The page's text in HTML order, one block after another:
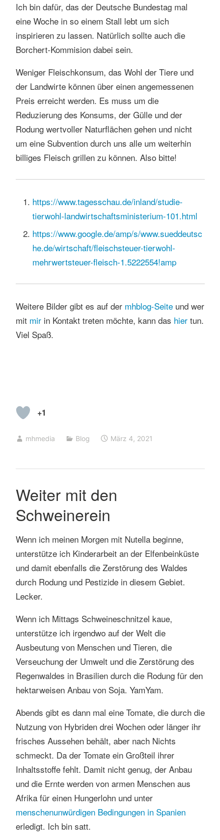
Ich bin dafür, das der Deutsche Bundestag mal
eine Woche in so einem Stall lebt um sich
inspirieren zu lassen. Natürlich sollte auch die
Borchert-Kommision dabei sein.
Weniger Fleischkonsum, das Wohl der Tiere und
der Landwirte können über einen angemessenen
Preis erreicht werden. Es muss um die
Reduzierung des Konsums, der Gülle und der
Rodung wertvoller Naturflächen gehen und nicht
um eine Subvention durch uns alle um weiterhin
billiges Fleisch grillen zu können. Also bitte!
https://www.tagesschau.de/inland/studie-
tierwohl-landwirtschaftsministerium-101.html
https://www.google.de/amp/s/www.sueddeutsc
he.de/wirtschaft/fleischsteuer-tierwohl-
mehrwertsteuer-fleisch-1.5222554!amp
Weitere Bilder gibt es auf der mhblog-Seite und wer
mit mirin Kontakt treten möchte, kann das hiertun.
Viel Spaß.
+1
mhmedia Blog März 4, 2021
Weiter mit den
Schweinerein
Wenn ich meinen Morgen mit Nutella beginne,
unterstütze ich Kinderarbeit an der Elfenbeinküste
und damit ebenfalls die Zerstörung des Waldes
durch Rodung und Pestizide in diesem Gebiet.
Lecker.
Wenn ich Mittags Schweineschnitzel kaue,
unterstütze ich irgendwo auf der Welt die
Ausbeutung von Menschen und Tieren, die
Verseuchung der Umwelt und die Zerstörung des
Regenwaldes in Brasilien durch die Rodung für den
hektarweisen Anbau von Soja. YamYam.
Abends gibt es dann mal eine Tomate, die durch die
Nutzung von Hybriden drei Wochen oder länger ihr
frisches Aussehen behält, aber nach Nichts
schmeckt. Da der Tomate ein Großteil ihrer
Inhaltsstoffe fehlt. Damit nicht genug, der Anbau
und die Ernte werden von armen Menschen aus
Afrika für einen Hungerlohn und unter
menschenunwürdigen Bedingungen in Spanien
erledigt. Ich bin satt.